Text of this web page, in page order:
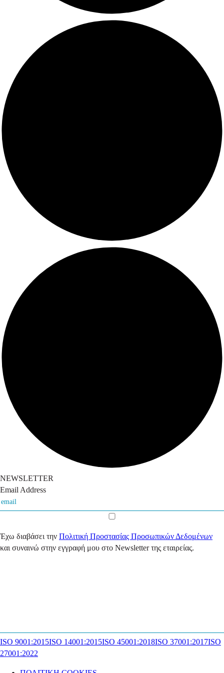
NEWSLETTER
Email Address
Έχω διαβάσει την Πολιτική Προστασίας Προσωπικών Δεδομένων
και συναινώ στην εγγραφή μου στο Newsletter της εταιρείας.
ISO 9001:2015ISO 14001:2015ISO 45001:2018ISO 37001:2017ISO
27001:2022